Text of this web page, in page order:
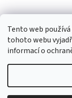
Tento web
tohoto webu
informací o
á